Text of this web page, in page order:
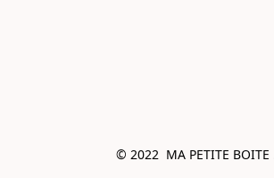
© 2022  MA PETITE BOITE